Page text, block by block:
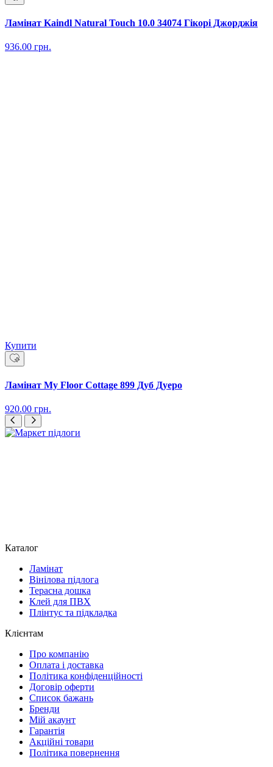
Ламінат Kaindl Natural Touch 10.0 34074 Гікорі Джорджія
936.00 грн.
Купити
Ламінат My Floor Cottage 899 Дуб Дуеро
920.00 грн.
Каталог
Ламінат
Вінілова підлога
Терасна дошка
Клей для ПВХ
Плінтус та підкладка
Клієнтам
Про компанію
Оплата і доставка
Політика конфіденційності
Договір оферти
Список бажань
Бренди
Мій акаунт
Гарантія
Акційні товари
Політика повернення